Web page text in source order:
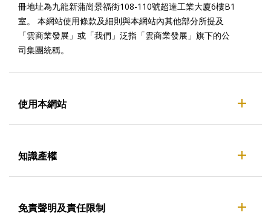
冊地址為九龍新蒲崗景福街108-110號超達工業大廈6樓B1
室。 本網站使用條款及細則與本網站內其他部分所提及
「雲商業發展」或「我們」泛指「雲商業發展」旗下的公
司集團統稱。
使用本網站
知識產權
免責聲明及責任限制